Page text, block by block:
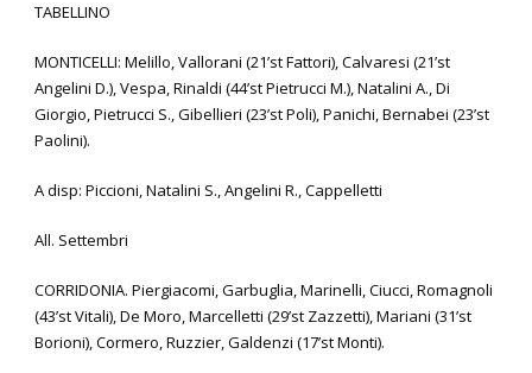
TABELLINO
MONTICELLI: Melillo, Vallorani (21’st Fattori), Calvaresi (21’st
Angelini D.), Vespa, Rinaldi (44’st Pietrucci M.), Natalini A., Di
Giorgio, Pietrucci S., Gibellieri (23’st Poli), Panichi, Bernabei (23’st
Paolini).
A disp: Piccioni, Natalini S., Angelini R., Cappelletti
All. Settembri
CORRIDONIA. Piergiacomi, Garbuglia, Marinelli, Ciucci, Romagnoli
(43’st Vitali), De Moro, Marcelletti (29’st Zazzetti), Mariani (31’st
Borioni), Cormero, Ruzzier, Galdenzi (17’st Monti).